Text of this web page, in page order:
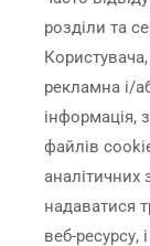
розділи та
рекламна і/
інформація,
файлів
аналітичних
надаватися
веб-ресурсу,